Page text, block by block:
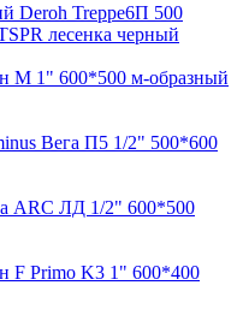
Deroh Treppe6П 500
лесенка черный
M 1" 600*500 м-образный
Вега П5 1/2" 500*600
ARC ЛД 1/2" 600*500
F Primo K3 1" 600*400